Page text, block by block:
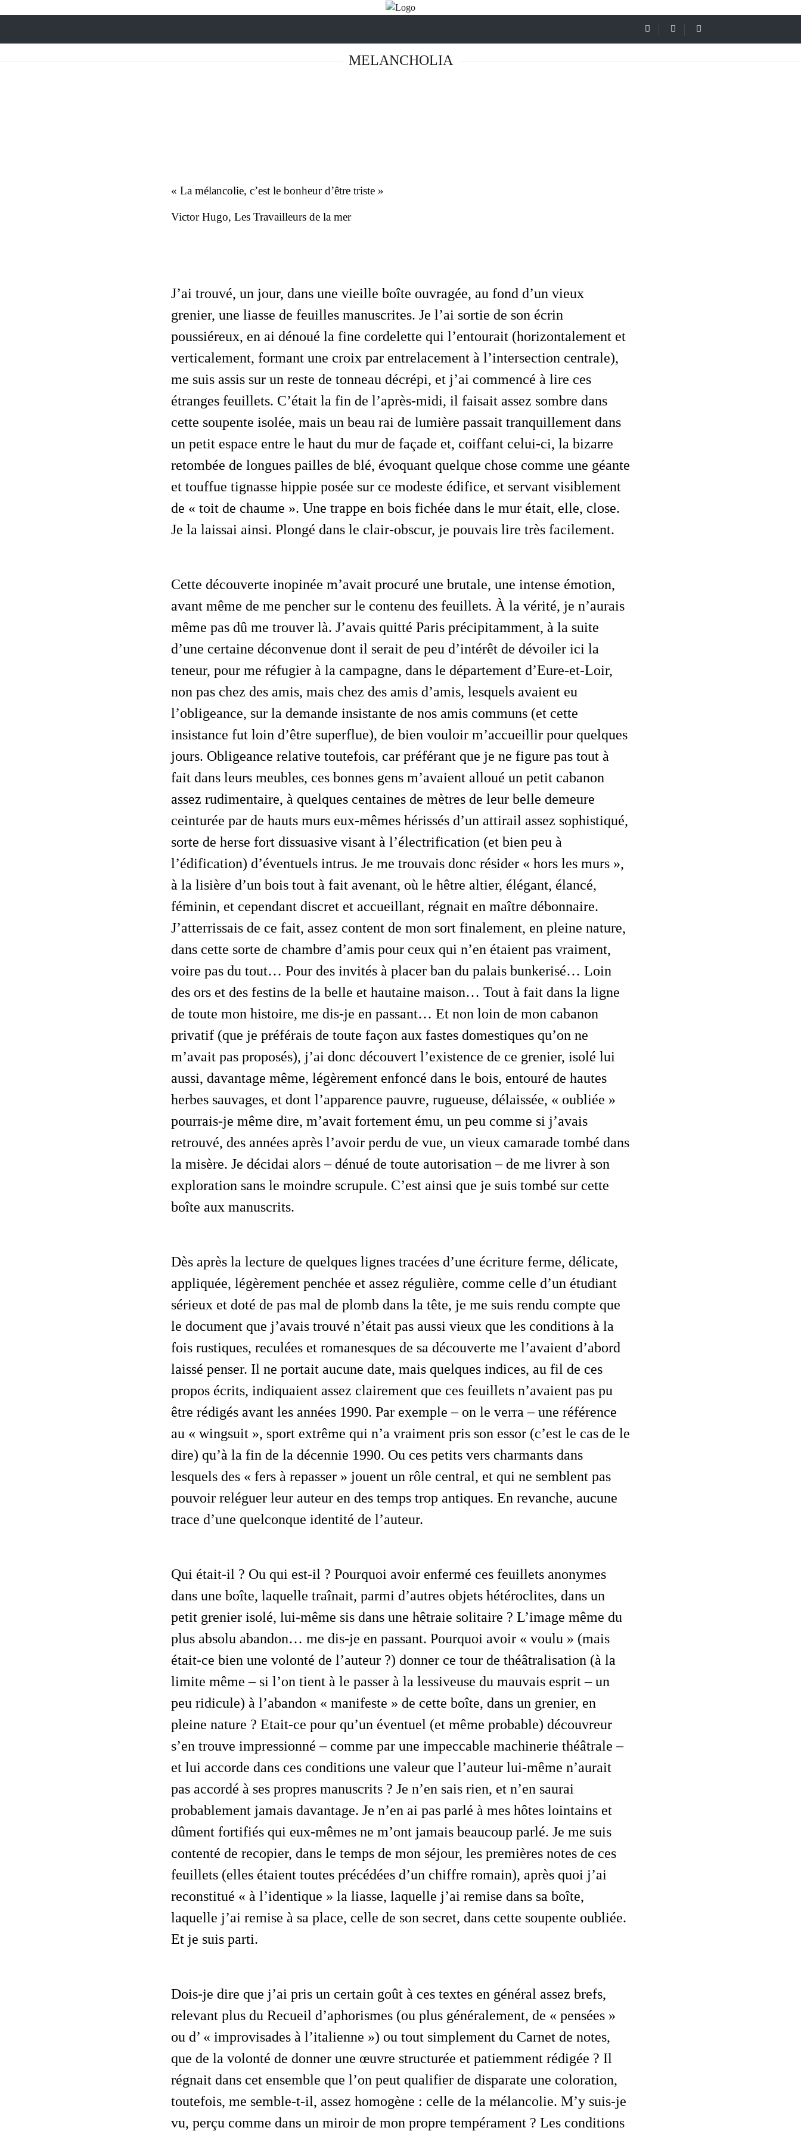
MELANCHOLIA
« La mélancolie, c’est le bonheur d’être triste »
Victor Hugo, Les Travailleurs de la mer
J’ai trouvé, un jour, dans une vieille boîte ouvragée, au fond d’un vieux
grenier, une liasse de feuilles manuscrites. Je l’ai sortie de son écrin
poussiéreux, en ai dénoué la fine cordelette qui l’entourait (horizontalement et
verticalement, formant une croix par entrelacement à l’intersection centrale),
me suis assis sur un reste de tonneau décrépi, et j’ai commencé à lire ces
étranges feuillets. C’était la fin de l’après-midi, il faisait assez sombre dans
cette soupente isolée, mais un beau rai de lumière passait tranquillement dans
un petit espace entre le haut du mur de façade et, coiffant celui-ci, la bizarre
retombée de longues pailles de blé, évoquant quelque chose comme une géante
et touffue tignasse hippie posée sur ce modeste édifice, et servant visiblement
de « toit de chaume ». Une trappe en bois fichée dans le mur était, elle, close.
Je la laissai ainsi. Plongé dans le clair-obscur, je pouvais lire très facilement.
Cette découverte inopinée m’avait procuré une brutale, une intense émotion,
avant même de me pencher sur le contenu des feuillets. À la vérité, je n’aurais
même pas dû me trouver là. J’avais quitté Paris précipitamment, à la suite
d’une certaine déconvenue dont il serait de peu d’intérêt de dévoiler ici la
teneur, pour me réfugier à la campagne, dans le département d’Eure-et-Loir,
non pas chez des amis, mais chez des amis d’amis, lesquels avaient eu
l’obligeance, sur la demande insistante de nos amis communs (et cette
insistance fut loin d’être superflue), de bien vouloir m’accueillir pour quelques
jours. Obligeance relative toutefois, car préférant que je ne figure pas tout à
fait dans leurs meubles, ces bonnes gens m’avaient alloué un petit cabanon
assez rudimentaire, à quelques centaines de mètres de leur belle demeure
ceinturée par de hauts murs eux-mêmes hérissés d’un attirail assez sophistiqué,
sorte de herse fort dissuasive visant à l’électrification (et bien peu à
l’édification) d’éventuels intrus. Je me trouvais donc résider « hors les murs »,
à la lisière d’un bois tout à fait avenant, où le hêtre altier, élégant, élancé,
féminin, et cependant discret et accueillant, régnait en maître débonnaire.
J’atterrissais de ce fait, assez content de mon sort finalement, en pleine nature,
dans cette sorte de chambre d’amis pour ceux qui n’en étaient pas vraiment,
voire pas du tout… Pour des invités à placer ban du palais bunkerisé… Loin
des ors et des festins de la belle et hautaine maison… Tout à fait dans la ligne
de toute mon histoire, me dis-je en passant… Et non loin de mon cabanon
privatif (que je préférais de toute façon aux fastes domestiques qu’on ne
m’avait pas proposés), j’ai donc découvert l’existence de ce grenier, isolé lui
aussi, davantage même, légèrement enfoncé dans le bois, entouré de hautes
herbes sauvages, et dont l’apparence pauvre, rugueuse, délaissée, « oubliée »
pourrais-je même dire, m’avait fortement ému, un peu comme si j’avais
retrouvé, des années après l’avoir perdu de vue, un vieux camarade tombé dans
la misère. Je décidai alors – dénué de toute autorisation – de me livrer à son
exploration sans le moindre scrupule. C’est ainsi que je suis tombé sur cette
boîte aux manuscrits.
Dès après la lecture de quelques lignes tracées d’une écriture ferme, délicate,
appliquée, légèrement penchée et assez régulière, comme celle d’un étudiant
sérieux et doté de pas mal de plomb dans la tête, je me suis rendu compte que
le document que j’avais trouvé n’était pas aussi vieux que les conditions à la
fois rustiques, reculées et romanesques de sa découverte me l’avaient d’abord
laissé penser. Il ne portait aucune date, mais quelques indices, au fil de ces
propos écrits, indiquaient assez clairement que ces feuillets n’avaient pas pu
être rédigés avant les années 1990. Par exemple – on le verra – une référence
au « wingsuit », sport extrême qui n’a vraiment pris son essor (c’est le cas de le
dire) qu’à la fin de la décennie 1990. Ou ces petits vers charmants dans
lesquels des « fers à repasser » jouent un rôle central, et qui ne semblent pas
pouvoir reléguer leur auteur en des temps trop antiques. En revanche, aucune
trace d’une quelconque identité de l’auteur.
Qui était-il ? Ou qui est-il ? Pourquoi avoir enfermé ces feuillets anonymes
dans une boîte, laquelle traînait, parmi d’autres objets hétéroclites, dans un
petit grenier isolé, lui-même sis dans une hêtraie solitaire ? L’image même du
plus absolu abandon… me dis-je en passant. Pourquoi avoir « voulu » (mais
était-ce bien une volonté de l’auteur ?) donner ce tour de théâtralisation (à la
limite même – si l’on tient à le passer à la lessiveuse du mauvais esprit – un
peu ridicule) à l’abandon « manifeste » de cette boîte, dans un grenier, en
pleine nature ? Etait-ce pour qu’un éventuel (et même probable) découvreur
s’en trouve impressionné – comme par une impeccable machinerie théâtrale –
et lui accorde dans ces conditions une valeur que l’auteur lui-même n’aurait
pas accordé à ses propres manuscrits ? Je n’en sais rien, et n’en saurai
probablement jamais davantage. Je n’en ai pas parlé à mes hôtes lointains et
dûment fortifiés qui eux-mêmes ne m’ont jamais beaucoup parlé. Je me suis
contenté de recopier, dans le temps de mon séjour, les premières notes de ces
feuillets (elles étaient toutes précédées d’un chiffre romain), après quoi j’ai
reconstitué « à l’identique » la liasse, laquelle j’ai remise dans sa boîte,
laquelle j’ai remise à sa place, celle de son secret, dans cette soupente oubliée.
Et je suis parti.
Dois-je dire que j’ai pris un certain goût à ces textes en général assez brefs,
relevant plus du Recueil d’aphorismes (ou plus généralement, de « pensées »
ou d’ « improvisades à l’italienne ») ou tout simplement du Carnet de notes,
que de la volonté de donner une œuvre structurée et patiemment rédigée ? Il
régnait dans cet ensemble que l’on peut qualifier de disparate une coloration,
toutefois, me semble-t-il, assez homogène : celle de la mélancolie. M’y suis-je
vu, perçu comme dans un miroir de mon propre tempérament ? Les conditions